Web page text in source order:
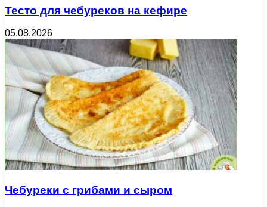
Тесто для чебуреков на кефире
05.08.2026
Чебуреки с грибами и сыром